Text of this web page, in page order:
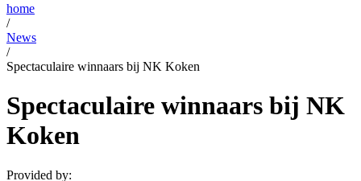
home
/
News
/
Spectaculaire winnaars bij NK Koken
Spectaculaire winnaars bij NK
Koken
Provided by: